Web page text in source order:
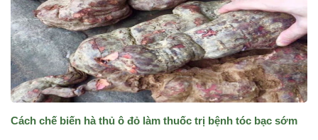
Cách chế biến hà thủ ô đỏ làm thuốc trị bệnh tóc bạc sớm